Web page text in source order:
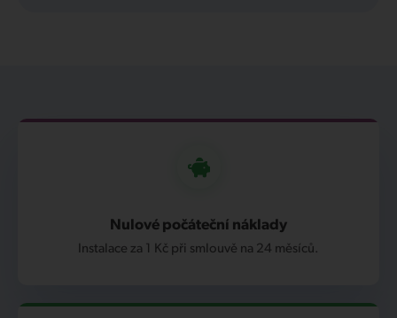
Nulové počáteční náklady
Instalace za 1 Kč při smlouvě na 24 měsíců.